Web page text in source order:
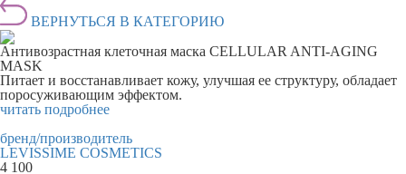
ВЕРНУТЬСЯ В КАТЕГОРИЮ
Антивозрастная клеточная маска CELLULAR ANTI-AGING
MASK
Питает и восстанавливает кожу, улучшая ее структуру, обладает
поросуживающим эффектом.
читать подробнее
бренд/производитель
LEVISSIME COSMETICS
4 100